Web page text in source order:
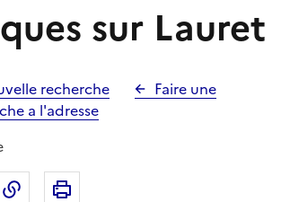
sur Lauret
recherche
Faire une
a l'adresse
Facebook
par email
Copier dans le presse-papier